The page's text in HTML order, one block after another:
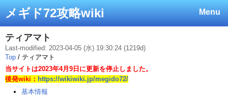
Menu
メギド72攻略wiki
ティアマト
Last-modified: 2023-04-05 (水) 19:30:24 (1219d)
Top / ティアマト
当サイトは2023年4月9日に更新を停止しました。
後発wiki： https://wikiwiki.jp/megido72/
基本情報